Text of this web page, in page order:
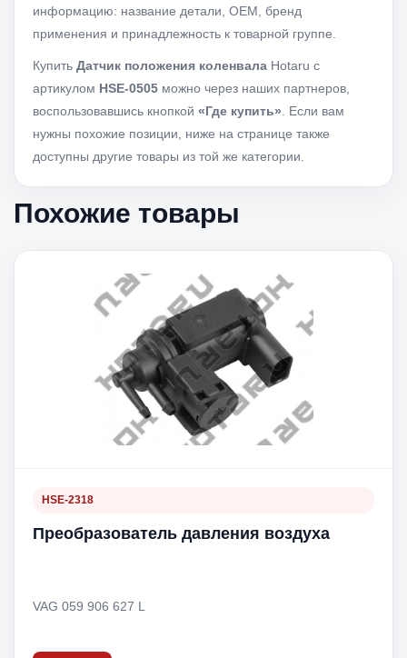
информацию: название детали, OEM, бренд
применения и принадлежность к товарной группе.
Купить Датчик положения коленвала Hotaru с
артикулом HSE-0505 можно через наших партнеров,
воспользовавшись кнопкой «Где купить» . Если вам
нужны похожие позиции, ниже на странице также
доступны другие товары из той же категории.
Похожие товары
HSE-2318
Преобразователь давления воздуха
VAG 059 906 627 L